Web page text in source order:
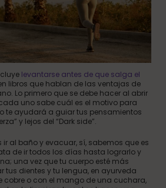
levantarse antes de que salga el
libros que hablan de las ventajas de
Lo primero que se debe hacer al abrir
uno sabe cuál es el motivo para
te ayudará a guiar tus pensamientos
y lejos del “Dark side”.
ir al baño y evacuar, sí, sabemos que es
de ir todos los días hasta lograrlo y
una vez que tu cuerpo esté más
tus dientes y tu lengua, en ayurveda
cobre o con el mango de una cuchara,